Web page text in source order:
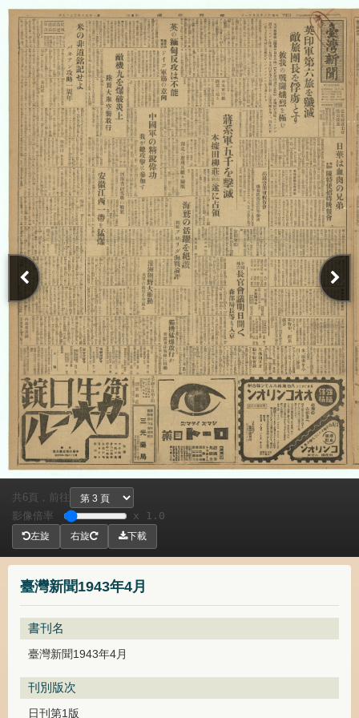
臺灣新聞1943年4月
書刊名
臺灣新聞1943年4月
刊別版次
日刊第1版
共 6頁，
前往
影像倍率
x 1.0
左旋 右旋 下載